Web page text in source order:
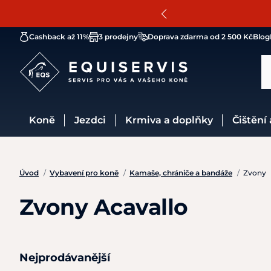
Cashback až 11% 3 prodejny Doprava zdarma od 2 500 KčBlog
Koně Jezdci Krmiva a doplňky
Úvod / Vybavení pro koně / Kamaše, chrániče a bandáže / Zvony
Zvony Acavallo
Nejprodávanější